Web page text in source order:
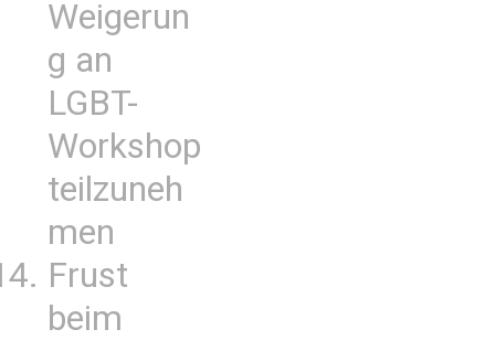
Weigerun
g an
LGBT-
Workshop
teilzuneh
men
Frust
beim